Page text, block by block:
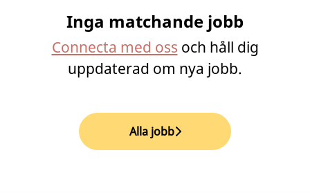
Inga matchande jobb
Connecta med oss och håll dig
uppdaterad om nya jobb.
Alla jobb